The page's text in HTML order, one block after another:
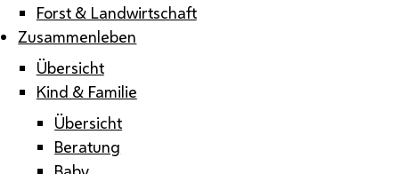
Forst & Landwirtschaft
Zusammenleben
Übersicht
Kind & Familie
Übersicht
Beratung